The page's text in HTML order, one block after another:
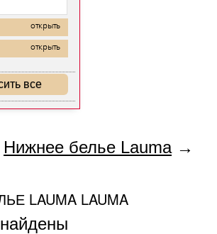
открыть
открыть
все
Нижнее белье Lauma→
LAUMA LAUMA